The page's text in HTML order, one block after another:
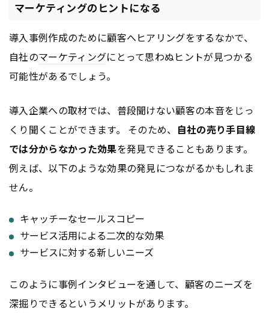
マーケティングのヒントになる
導入事例作成のために顧客へヒアリングをするなかで、
自社のマーケティングにとって思わぬヒントが見つかる
可能性があるでしょう。
導入企業への取材では、普段聞けない顧客の本音をじっ
くり聞くことができます。 そのため、 自社の売り手目線
では分からなかった効果を発見できることもあります。
例えば、以下のような効果の発見につながるかもしれま
せん。
キャッチーなセールスコピー
サービス活用による二次的な効果
サービスに対する新しいニーズ
このように事例インタビューを通して、顧客のニーズを
深掘りできるというメリットがあります。